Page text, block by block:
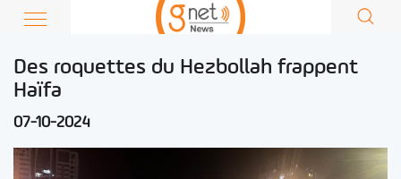
Des roquettes du Hezbollah frappent
Haïfa
07-10-2024